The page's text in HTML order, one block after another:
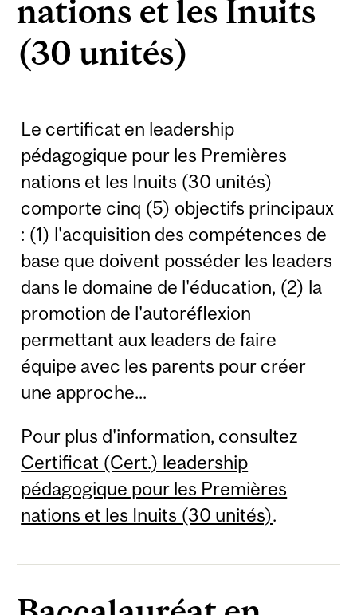
nations et les Inuits
(30 unités)
Le certificat en leadership
pédagogique pour les Premières
nations et les Inuits (30 unités)
comporte cinq (5) objectifs principaux
: (1) l'acquisition des compétences de
base que doivent posséder les leaders
dans le domaine de l'éducation, (2) la
promotion de l'autoréflexion
permettant aux leaders de faire
équipe avec les parents pour créer
une approche...
Pour plus d'information, consultez
Certificat (Cert.) leadership
pédagogique pour les Premières
nations et les Inuits (30 unités).